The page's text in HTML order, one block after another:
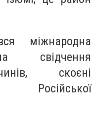
міжнародна
свідчення
скоєні
Російської